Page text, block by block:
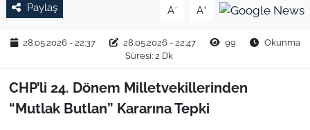
Paylaş A- A+
28.05.2026 - 22:37 28.05.2026 - 22:47 99
Okunma
Süresi: 2 Dk
CHP’li 24. Dönem Milletvekillerinden
“Mutlak Butlan” Kararına Tepki
SPOR
EDİRNE